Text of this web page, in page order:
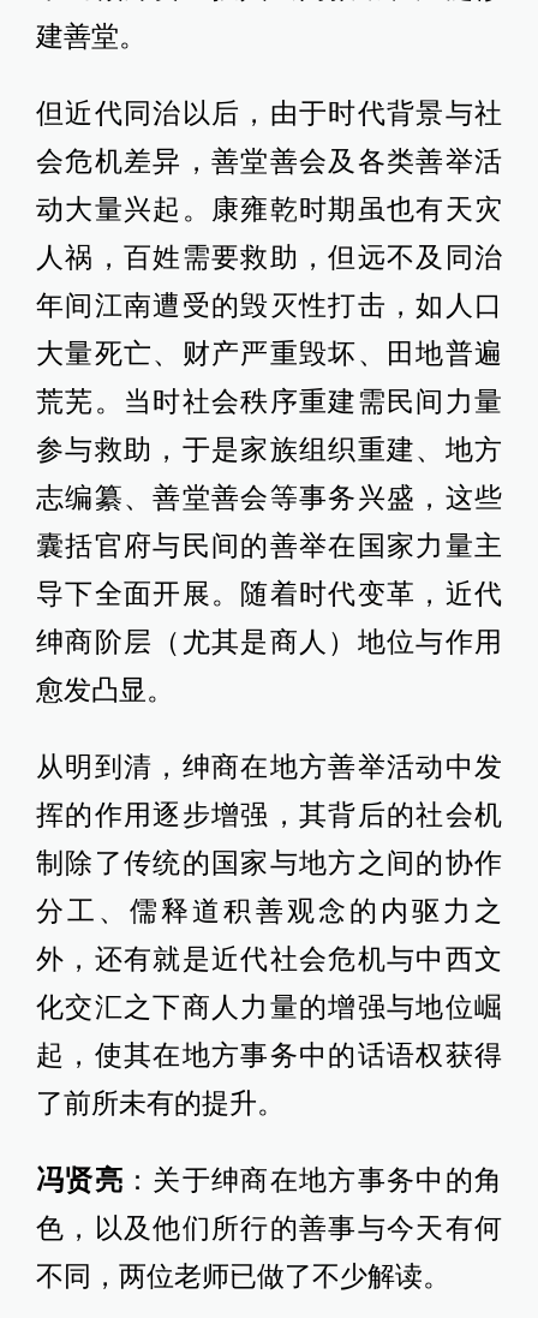
建善堂。
但近代同治以后，由于时代背景与社
会危机差异，善堂善会及各类善举活
动大量兴起。康雍乾时期虽也有天灾
人祸，百姓需要救助，但远不及同治
年间江南遭受的毁灭性打击，如人口
大量死亡、财产严重毁坏、田地普遍
荒芜。当时社会秩序重建需民间力量
参与救助，于是家族组织重建、地方
志编纂、善堂善会等事务兴盛，这些
囊括官府与民间的善举在国家力量主
导下全面开展。随着时代变革，近代
绅商阶层（尤其是商人）地位与作用
愈发凸显。
从明到清，绅商在地方善举活动中发
挥的作用逐步增强，其背后的社会机
制除了传统的国家与地方之间的协作
分工、儒释道积善观念的内驱力之
外，还有就是近代社会危机与中西文
化交汇之下商人力量的增强与地位崛
起，使其在地方事务中的话语权获得
了前所未有的提升。
冯贤亮 ：关于绅商在地方事务中的角
色，以及他们所行的善事与今天有何
不同，两位老师已做了不少解读。